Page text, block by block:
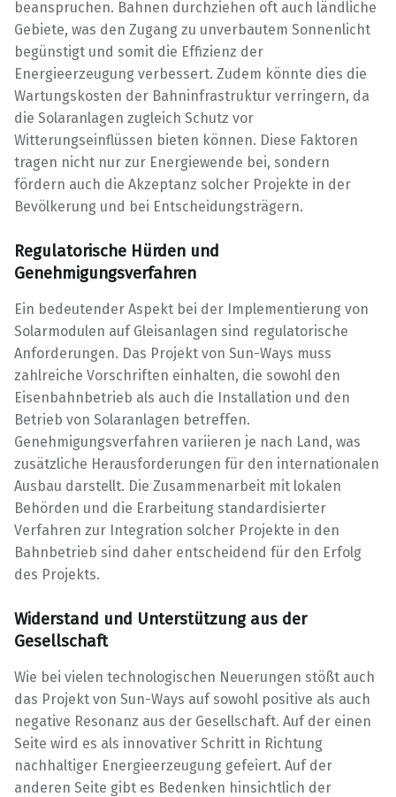
beanspruchen. Bahnen durchziehen oft auch ländliche
Gebiete, was den Zugang zu unverbautem Sonnenlicht
begünstigt und somit die Effizienz der
Energieerzeugung verbessert. Zudem könnte dies die
Wartungskosten der Bahninfrastruktur verringern, da
die Solaranlagen zugleich Schutz vor
Witterungseinflüssen bieten können. Diese Faktoren
tragen nicht nur zur Energiewende bei, sondern
fördern auch die Akzeptanz solcher Projekte in der
Bevölkerung und bei Entscheidungsträgern.
Regulatorische Hürden und
Genehmigungsverfahren
Ein bedeutender Aspekt bei der Implementierung von
Solarmodulen auf Gleisanlagen sind regulatorische
Anforderungen. Das Projekt von Sun-Ways muss
zahlreiche Vorschriften einhalten, die sowohl den
Eisenbahnbetrieb als auch die Installation und den
Betrieb von Solaranlagen betreffen.
Genehmigungsverfahren variieren je nach Land, was
zusätzliche Herausforderungen für den internationalen
Ausbau darstellt. Die Zusammenarbeit mit lokalen
Behörden und die Erarbeitung standardisierter
Verfahren zur Integration solcher Projekte in den
Bahnbetrieb sind daher entscheidend für den Erfolg
des Projekts.
Widerstand und Unterstützung aus der
Gesellschaft
Wie bei vielen technologischen Neuerungen stößt auch
das Projekt von Sun-Ways auf sowohl positive als auch
negative Resonanz aus der Gesellschaft. Auf der einen
Seite wird es als innovativer Schritt in Richtung
nachhaltiger Energieerzeugung gefeiert. Auf der
anderen Seite gibt es Bedenken hinsichtlich der